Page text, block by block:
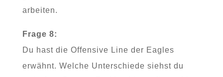
arbeiten.
Frage 8:
Du hast die Offensive Line der Eagles
erwähnt. Welche Unterschiede siehst du